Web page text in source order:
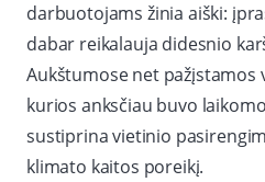
darbuotojams žinia aiški:
dabar reikalauja didesnio
Aukštumose net pažįstamos
kurios anksčiau buvo
sustiprina vietinio
klimato kaitos poreikį.